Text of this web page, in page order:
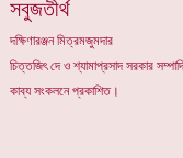
সবুজতীর্থ
দক্ষিণারঞ্জন মিত্রমজুমদার
চিত্তজিৎ দে ও শ্যামাপ্রসাদ সরকার
কাব্য সংকলনে প্রকাশিত।